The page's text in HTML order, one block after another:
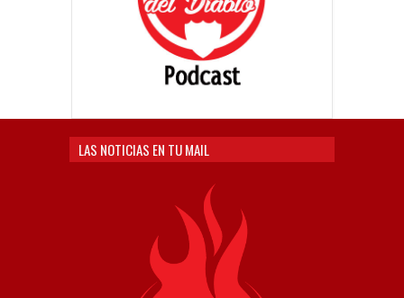
LAS NOTICIAS EN TU MAIL